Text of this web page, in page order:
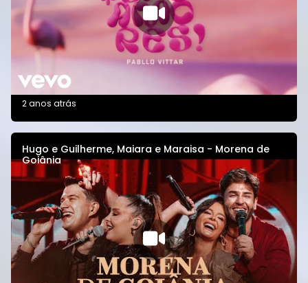
2 anos atrás
Hugo e Guilherme, Maiara e Maraisa - Morena de
Goiânia